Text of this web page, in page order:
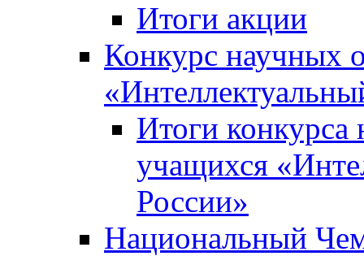
Итоги акции
Конкурс научных
Итоги
учащихся
России»
Национальный